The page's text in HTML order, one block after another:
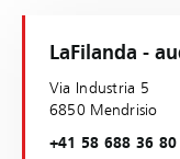
LaFilanda -
Via Industria 5
6850 Mendrisio
+41 58 688 36 80